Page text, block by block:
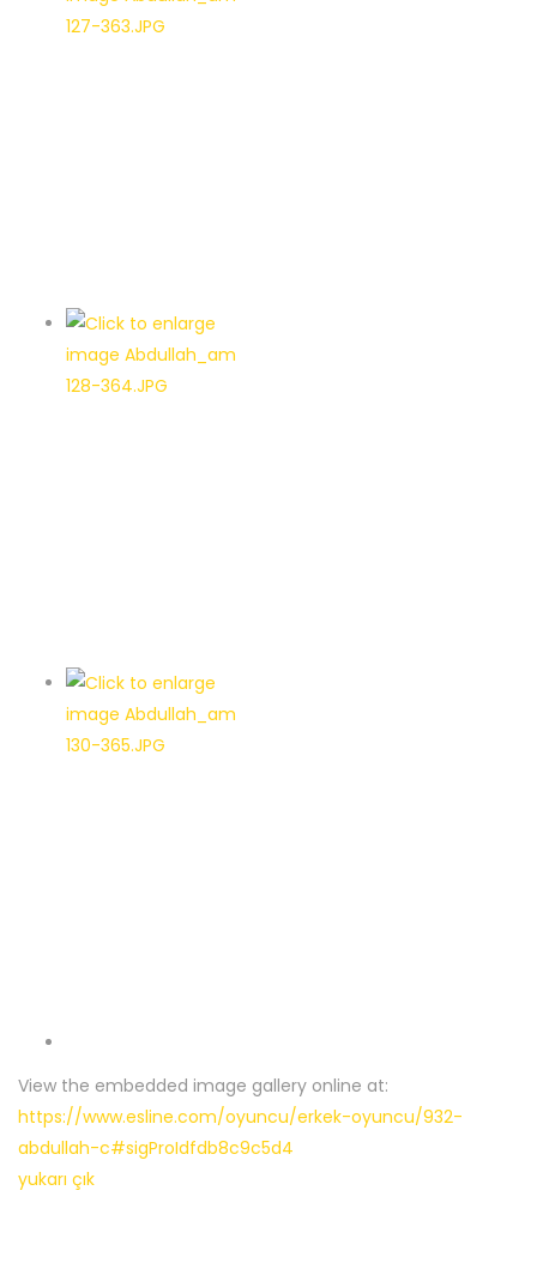
View the embedded image gallery online at:
https://www.esline.com/oyuncu/erkek-oyuncu/932-
abdullah-c#sigProIdfdb8c9c5d4
yukarı çık